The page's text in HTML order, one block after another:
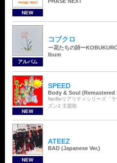
NEW
アルバム
コブクロ
ー花たちの詩ー
lbum
NEW
SPEED
Body & Soul (Remastered
Netflixリアリティシリーズ「
ズン2 主題歌
NEW
ATEEZ
BAD (Japanese Ver.)